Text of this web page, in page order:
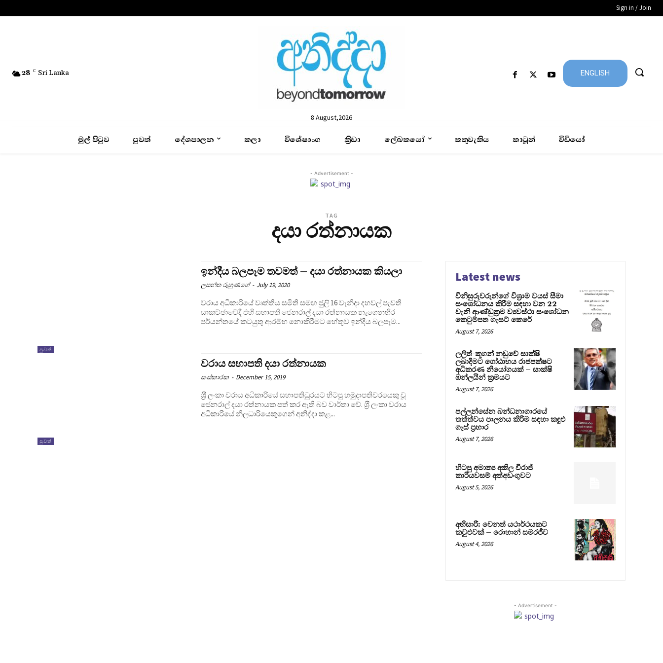
Sign in / Join
28 C Sri Lanka
8 August,2026
ENGLISH
මුල් පිටුව පුවත් දේශපාලන කලා විශේෂාංග ක්‍රිඩා ලේඛකයෝ කතුවැකිය කාටූන් විඩීයෝ
- Advertisement -
TAG
දයා රත්නායක
පුවත්
ඉන්දීය බලපෑම තවමත් – දයා රත්නායක කියලා
ලසන්ත රුහුණගේ - July 19, 2020
වරාය අධිකාරියේ වෘත්තීය සමිති සමඟ ජුලි 16 වැනිදා දහවල් පැවති
සාකච්ඡාවේදී එහි සභාපති ජෙනරාල් දයා රත්නායක නැගෙනහිර
පර්යන්තයේ කටයුතු ආරම්භ නොකිරීමට හේතුව ඉන්දීය බලපෑම...
පුවත්
වරාය සභාපති දයා රත්නායක
සංස්කාරක - December 15, 2019
ශ‍්‍රී ලංකා වරාය අධිකාරියේ සභාපතිධුරයට හිටපු හමුදාපතිවරයෙකු වූ
ජෙනරාල් දයා රත්නායක පත් කර ඇති බව වාර්තා වේ. ශ‍්‍රී ලංකා වරාය
අධිකාරියේ නිලධාරියෙකුගෙන් අනිද්දා කළ...
Latest news
විනිසුරුවරුන්ගේ විශ්‍රාම වයස් සීමා
සංශෝධනය කිරීම සඳහා වන 22
වැනි ආණ්ඩුක්‍රම ව්‍යවස්ථා සංශෝධන
කෙටුම්පත ගැසට් කෙරේ
August 7, 2026
ලලිත්-කූගන් නඩුවේ සාක්ෂි
ලබාදීමට ගෝඨාභය රාජපක්ෂට
අධිකරණ නියෝගයක් – සාක්ෂි
ඔන්ලයින් ක්‍රමයට
August 7, 2026
පල්ලන්සේන බන්ධනාගාරයේ
තත්ත්වය පාලනය කිරීම සඳහා කඳුළු
ගෑස් ප්‍රහාර
August 7, 2026
හිටපු අමාත්‍ය අකිල විරාජ්
කාරියවසම් අත්අඩංගුවට
August 5, 2026
අභිසාරී: වෙනත් යථාර්ථයකට
කවුළුවක් – රොහාන් සමරජීව
August 4, 2026
- Advertisement -